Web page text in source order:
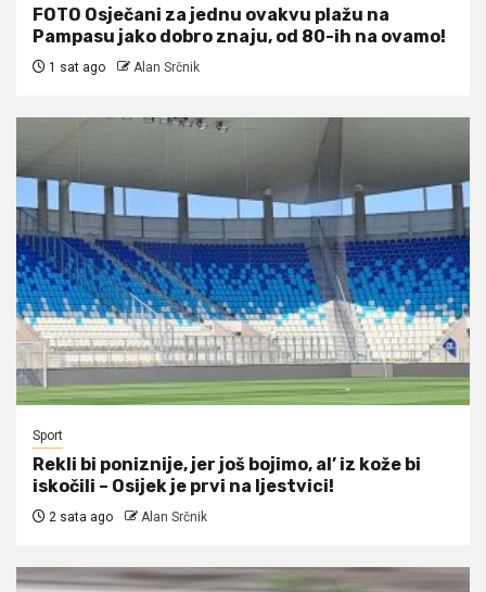
FOTO Osječani za jednu ovakvu plažu na
Pampasu jako dobro znaju, od 80-ih na ovamo!
1 sat ago Alan Srčnik
Sport
Rekli bi poniznije, jer još bojimo, al’ iz kože bi
iskočili – Osijek je prvi na ljestvici!
2 sata ago Alan Srčnik